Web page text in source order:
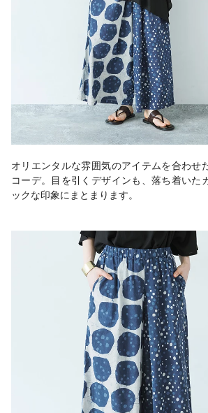
オリエンタルな雰囲気のアイテムを合わせ
コーデ。目を引くデザインも、落ち着いた
ックな印象にまとまります。